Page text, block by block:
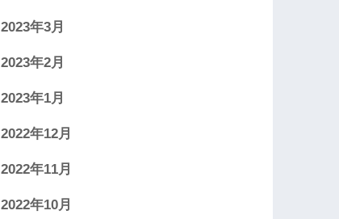
2023年3月
2023年2月
2023年1月
2022年12月
2022年11月
2022年10月